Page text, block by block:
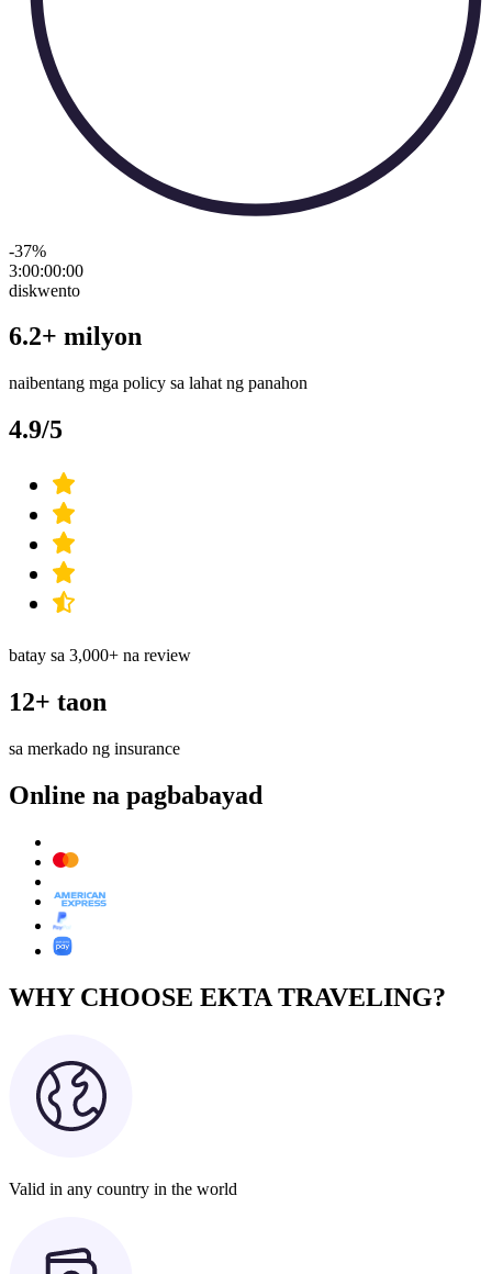
-37%
3:00:00:00
diskwento
6.2+ milyon
naibentang mga policy sa lahat ng panahon
4.9/5
batay sa 3,000+ na review
12+ taon
sa merkado ng insurance
Online na pagbabayad
WHY CHOOSE EKTA TRAVELING?
Valid in any country in the world